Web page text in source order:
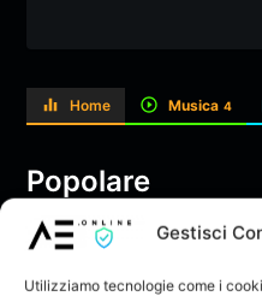
Gestisci
Utilizziamo tecnologie come i
Home Musica 4
Popolare